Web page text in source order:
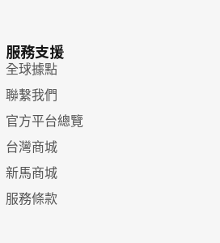
服務支援
全球據點
聯繫我們
官方平台總覽
台灣商城
新馬商城
服務條款